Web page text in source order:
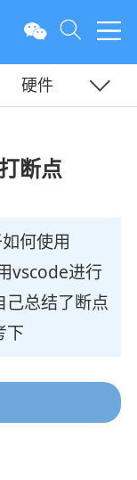
硬件
断点
何使用
vscode进行
己总结了断点
下